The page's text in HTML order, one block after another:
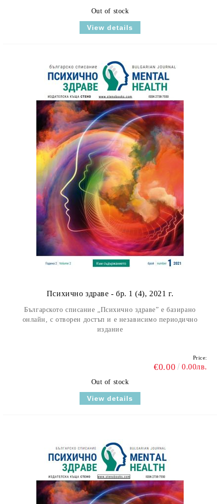
Out of stock
View details
Психично здраве - бр. 1 (4), 2021 г.
Българското списание „Психично здраве” е базирано
онлайн, с отворен достъп и е независимо периодично
издание
Price:
€0.00 0.00лв.
Out of stock
View details